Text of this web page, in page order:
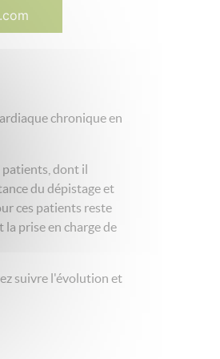
chronique en
patients, dont il
du dépistage et
ces patients reste
prise en charge de
suivre l'évolution et